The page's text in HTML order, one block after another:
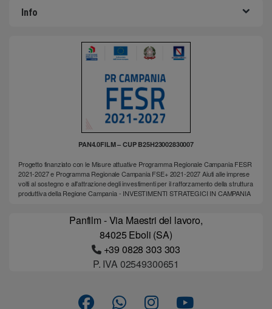
Info
PAN4.0FILM – CUP B25H23002830007
Progetto finanziato con le Misure attuative Programma Regionale Campania FESR
2021-2027 e Programma Regionale Campania FSE+ 2021-2027 Aiuti alle imprese
volti al sostegno e all'attrazione degli investimenti per il rafforzamento della struttura
produttiva della Regione Campania - INVESTIMENTI STRATEGICI IN CAMPANIA
Panfilm - Via Maestri del lavoro,
84025 Eboli (SA)
+39 0828 303 303
P. IVA 02549300651